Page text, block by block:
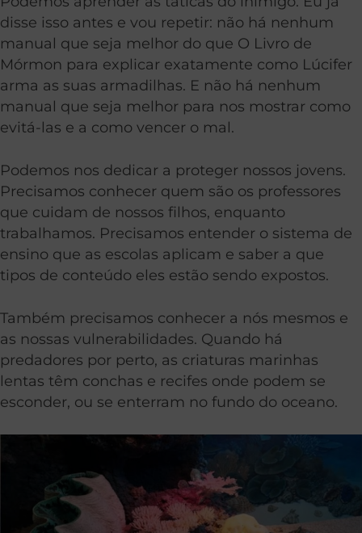
disse isso antes e vou repetir: não há nenhum
manual que seja melhor do que O Livro de
Mórmon para explicar exatamente como Lúcifer
arma as suas armadilhas. E não há nenhum
manual que seja melhor para nos mostrar como
evitá-las e a como vencer o mal.
Podemos nos dedicar a proteger nossos jovens.
Precisamos conhecer quem são os professores
que cuidam de nossos filhos, enquanto
trabalhamos. Precisamos entender o sistema de
ensino que as escolas aplicam e saber a que
tipos de conteúdo eles estão sendo expostos.
Também precisamos conhecer a nós mesmos e
as nossas vulnerabilidades. Quando há
predadores por perto, as criaturas marinhas
lentas têm conchas e recifes onde podem se
esconder, ou se enterram no fundo do oceano.